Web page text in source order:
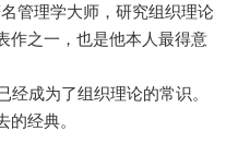
管理学大师，研究组织理论
作之一，也是他本人最得意
经成为了组织理论的常识。